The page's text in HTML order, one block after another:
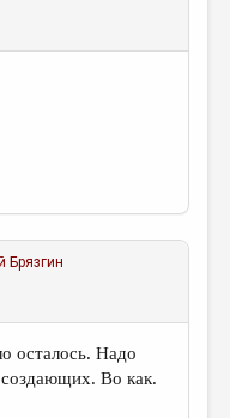
Брязгин
осталось. Надо
создающих. Во как.